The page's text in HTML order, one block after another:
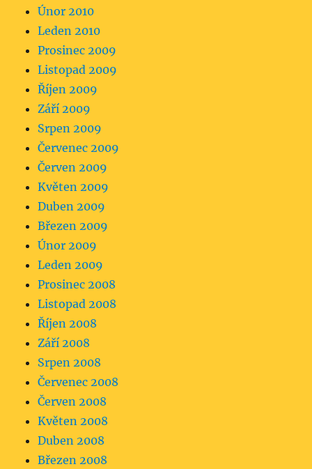
Únor 2010
Leden 2010
Prosinec 2009
Listopad 2009
Říjen 2009
Září 2009
Srpen 2009
Červenec 2009
Červen 2009
Květen 2009
Duben 2009
Březen 2009
Únor 2009
Leden 2009
Prosinec 2008
Listopad 2008
Říjen 2008
Září 2008
Srpen 2008
Červenec 2008
Červen 2008
Květen 2008
Duben 2008
Březen 2008